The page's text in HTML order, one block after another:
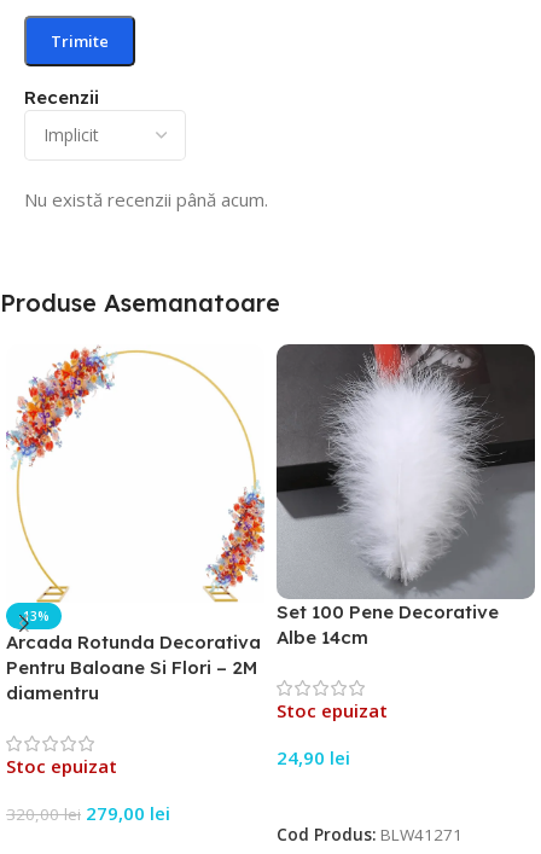
Recenzii
Nu există recenzii până acum.
Produse Asemanatoare
-13%
Arcada Rotunda Decorativa
Pentru Baloane Si Flori – 2M
diamentru
Stoc epuizat
320,00lei 279,00 lei
Set 100 Pene Decorative
Albe 14cm
Stoc epuizat
24,90 lei
Cod Produs: BLW41271